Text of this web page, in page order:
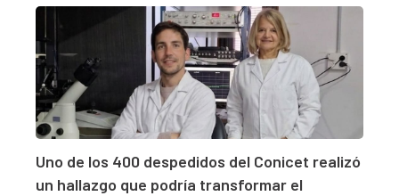
Uno de los 400 despedidos del Conicet realizó
un hallazgo que podría transformar el